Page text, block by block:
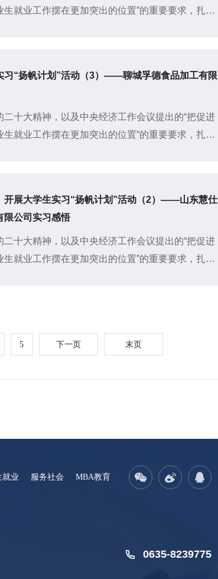
就业工作摆在更加突出的位置”的重要要求，扎实
习“扬帆计划”活动（3）——聊城孚德食品加工有限
二十大精神，以及中央经济工作会议提出的“把促进
就业工作摆在更加突出的位置”的重要要求，扎实
开展大学生实习“扬帆计划”活动（2）——山东慧仕
限公司实习感悟
二十大精神，以及中央经济工作会议提出的“把促进
就业工作摆在更加突出的位置”的重要要求，扎实
5 下一页 末页
就业 服务社会 MBA教育
0635-8239775